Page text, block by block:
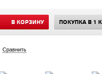
В КОРЗИНУ ПОКУПКА В 1
Сравнить